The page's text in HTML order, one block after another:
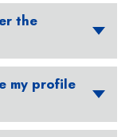
the
my profile